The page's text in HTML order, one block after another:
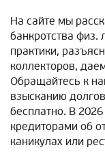
На сайте мы
банкротства
практики,
коллекторов,
Обращайтесь к
взысканию
бесплатно. В
кредиторами об
каникулах или